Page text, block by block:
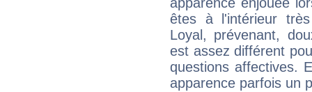
êtes à l'intérieur
Loyal, prévenant,
est assez différent
questions affectives.
apparence parfois un